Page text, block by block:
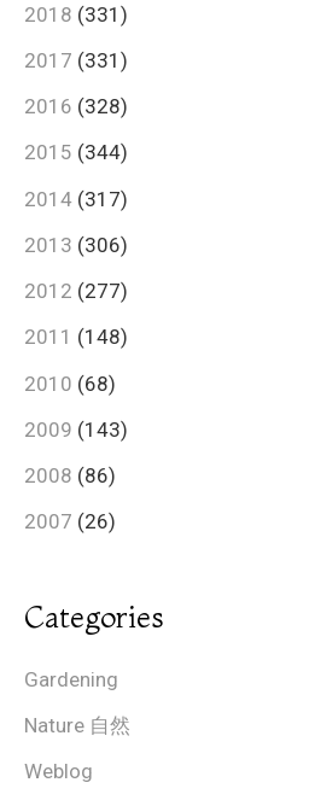
2018 (331)
2017 (331)
2016 (328)
2015 (344)
2014 (317)
2013 (306)
2012 (277)
2011 (148)
2010 (68)
2009 (143)
2008 (86)
2007 (26)
Categories
Gardening
Nature 自然
Weblog